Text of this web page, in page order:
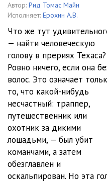
Glava_06
Glava_08
Glava_09
Glava_10
Glava_11
Glava_12
Glava_13
Glava_14
Автор: Рид Томас Майн
Исполняет: Ерохин А.В.
Что же тут
— найти человеческую
голову в прериях Техаса?
Ровно ничего, если она
волос. Это означает
то, что какой-нибудь
несчастный: траппер,
путешественник или
охотник за дикими
лошадьми, — был убит
команчами, а затем
обезглавлен и
оскальпирован. Но эта